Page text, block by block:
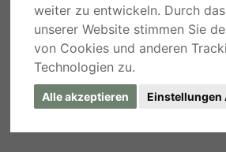
weiter zu entwickeln. Durch
unserer Website stimmen Sie
von Cookies und anderen
Technologien zu.
Alle akzeptieren Einstellungen